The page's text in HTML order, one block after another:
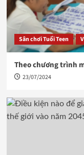
Sân chơi Tuổi Teen
Theo chương trình
23/07/2024